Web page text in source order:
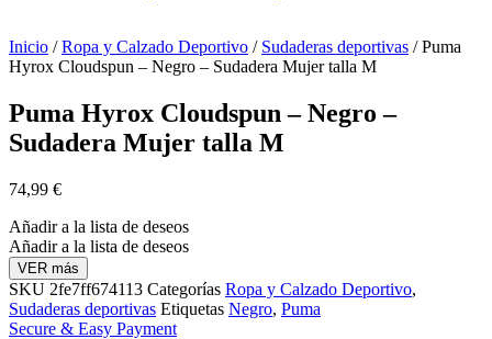
Inicio /Ropa y Calzado Deportivo / Sudaderas deportivas / Puma
Hyrox Cloudspun – Negro – Sudadera Mujer talla M
Puma Hyrox Cloudspun – Negro –
Sudadera Mujer talla M
74,99 €
Añadir a la lista de deseos
Añadir a la lista de deseos
VER más
SKU 2fe7ff674113 Categorías Ropa y Calzado Deportivo,
Sudaderas deportivas Etiquetas Negro, Puma
Secure & Easy Payment